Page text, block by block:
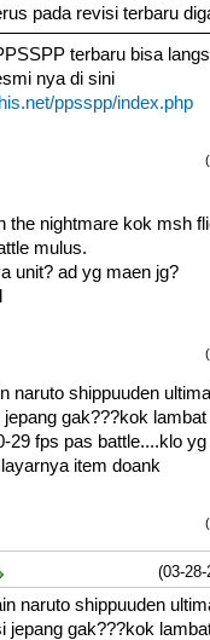
pada revisi terbaru
terbaru bisa
nya di sini
ppsspp/index.php
the nightmare kok msh
mulus.
unit? ad yg maen jg?
naruto shippuuden
gak???kok lambat
29 fps pas battle....klo
item doank
(03-
naruto shippuuden
jepang gak???kok